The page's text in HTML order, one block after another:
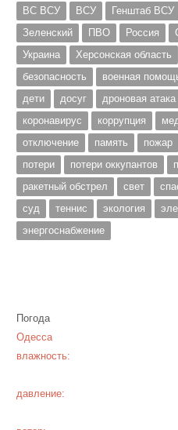
ВС ВСУ ВСУ Генштаб ВСУ
Зеленский
ПВО Россия
Украина
Херсонская область
безопасность
военная
дети
досуг дроновая атака
коронавирус
коррупция
отключение
память пожар
потери
потери оккупантов
ракетный обстрел
свет
суд
теннис экология
энергоснабжение
Погода
Одесса
влажность:
давление: